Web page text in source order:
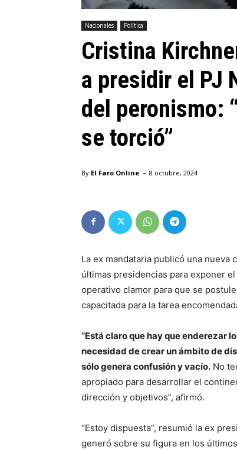
Nacionales Política
Cristina
a presidir el PJ
del peronismo:
se torció”
By El Faro Online - 8 octubre, 2024
La ex mandataria publicó una
últimas presidencias para exponer
operativo clamor para que se
capacitada para la tarea
“Está claro que hay que enderezar
necesidad de crear un ámbito de
sólo genera confusión y vacío. No
apropiado para desarrollar el
dirección y objetivos”, afirmó.
“Estoy dispuesta”, resumió la ex
generó sobre su figura en los